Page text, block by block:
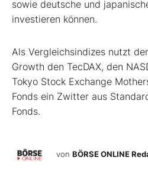
sowie deutsche und
investieren können.
Als Vergleichsindizes nutzt
Growth den TecDAX, den
Tokyo Stock Exchange
Fonds ein Zwitter aus
Fonds.
von BÖRSE ONLINE